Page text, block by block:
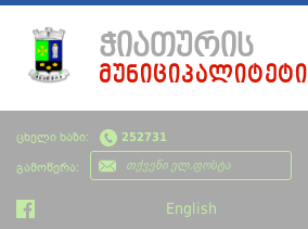
ცხელი ხაზი: 252731
გამოწერა:
English
ᲭᲘᲐᲗᲣᲠᲘᲡ
ᲛᲣᲜᲘᲪᲘᲞᲐᲚᲘᲢᲔᲢᲘ
ᲛᲗᲐᲕᲐᲠᲘ
ᲩᲔᲛᲘ ᲥᲐᲚᲐᲥᲘ
ᲮᲔᲚᲘᲡᲣᲤᲚᲔᲑᲐ